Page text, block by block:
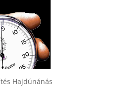
Hajdúnánás